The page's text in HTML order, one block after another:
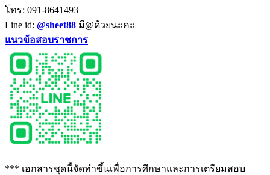
โทร: 091-8641493
Line id: @sheet88 มี@ด้วยนะคะ
แนวข้อสอบราชการ
*** เอกสารชุดนี้จัดทำขึ้นเพื่อการศึกษาและการเตรียมสอบ